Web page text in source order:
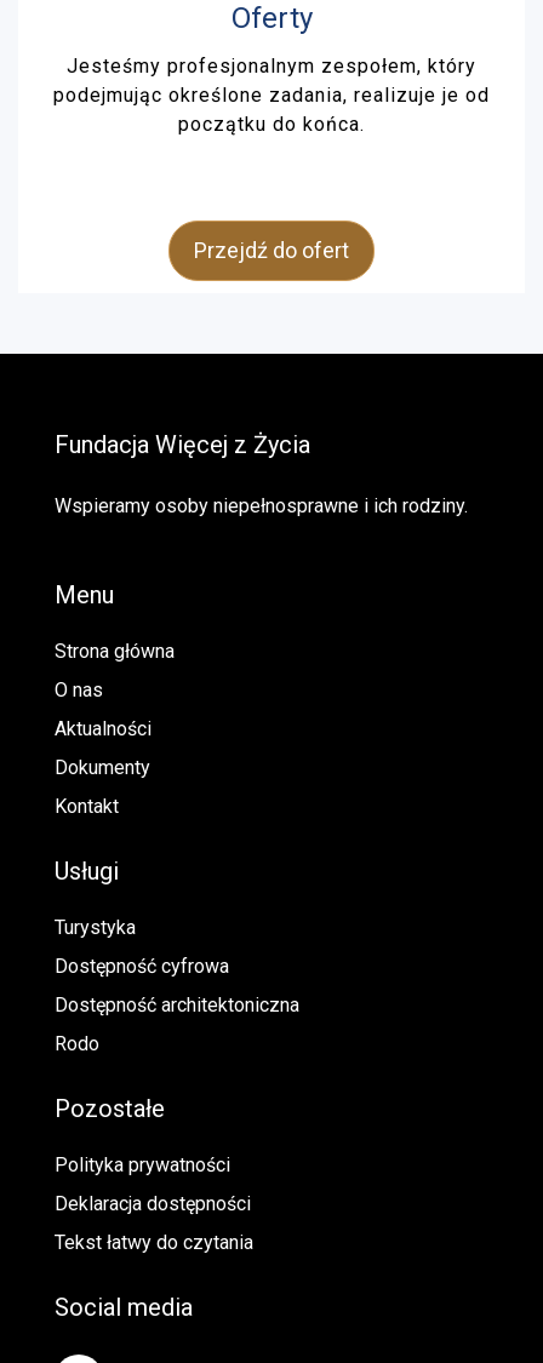
Oferty
Jesteśmy profesjonalnym zespołem, który
podejmując określone zadania, realizuje je od
początku do końca.
Przejdź do ofert
Fundacja Więcej z Życia
Wspieramy osoby niepełnosprawne i ich rodziny.
Menu
Strona główna
O nas
Aktualności
Dokumenty
Kontakt
Usługi
Turystyka
Dostępność cyfrowa
Dostępność architektoniczna
Rodo
Pozostałe
Polityka prywatności
Deklaracja dostępności
Tekst łatwy do czytania
Social media